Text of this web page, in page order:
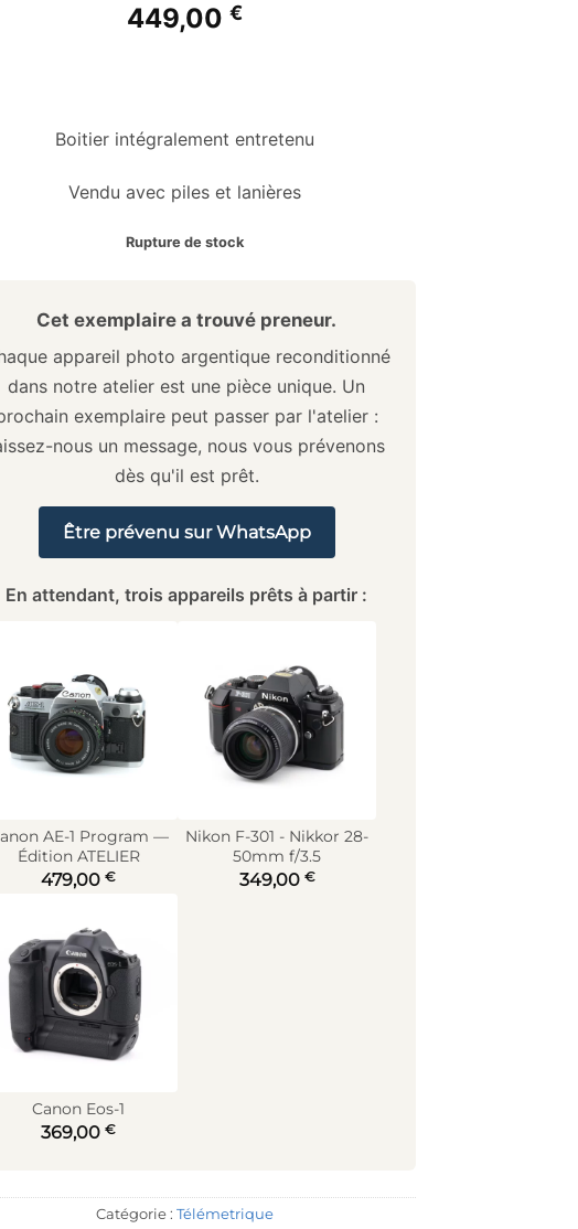
449,00 €
Boitier intégralement entretenu
Vendu avec piles et lanières
Rupture de stock
Cet exemplaire a trouvé preneur.
appareil photo argentique reconditionné
dans notre atelier est une pièce unique. Un
exemplaire peut passer par l'atelier :
nous un message, nous vous prévenons
dès qu'il est prêt.
Être prévenu sur WhatsApp
En attendant, trois appareils prêts à partir :
AE-1 Program —
Édition ATELIER
479,00 €
Nikon F-301 - Nikkor 28-
50mm f/3.5
349,00 €
Canon Eos-1
369,00 €
Catégorie : Télémetrique